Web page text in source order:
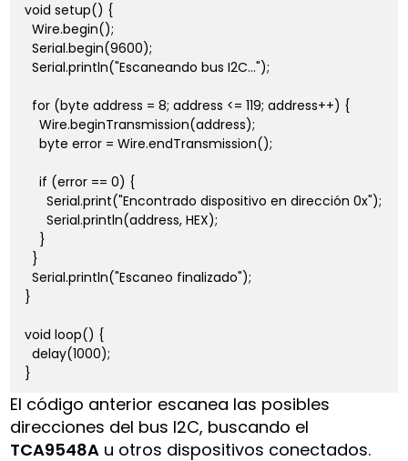
void setup() {
  Wire.begin();
  Serial.begin(9600);
  Serial.println("Escaneando bus I2C...");
  for (byte address = 8; address <= 119; address++) {
    Wire.beginTransmission(address);
    byte error = Wire.endTransmission();
    if (error == 0) {
      Serial.print("Encontrado dispositivo en dirección 0x");
      Serial.println(address, HEX);
    }
  }
  Serial.println("Escaneo finalizado");
}
void loop() {
  delay(1000);
}
El código anterior escanea las posibles
direcciones del bus I2C, buscando el
TCA9548A u otros dispositivos conectados.